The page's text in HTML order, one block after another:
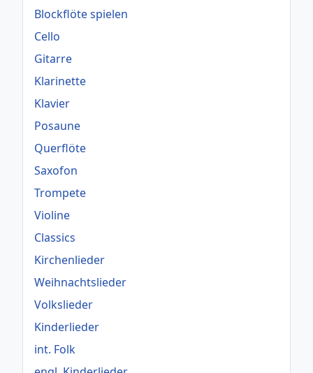
Blockflöte spielen
Cello
Gitarre
Klarinette
Klavier
Posaune
Querflöte
Saxofon
Trompete
Violine
Classics
Kirchenlieder
Weihnachtslieder
Volkslieder
Kinderlieder
int. Folk